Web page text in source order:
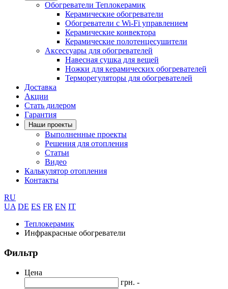
Обогреватели Теплокерамик
Керамические обогреватели
Обогреватели с Wi-Fi управлением
Керамические конвектора
Керамические полотенцесушители
Аксессуары для обогревателей
Навесная сушка для вещей
Ножки для керамических обогревателей
Терморегуляторы для обогревателей
Доставка
Акции
Стать дилером
Гарантия
Наши проекты
Выполненные проекты
Решения для отопления
Статьи
Видео
Калькулятор отопления
Контакты
RU
UA DE ES FR EN IT
Теплокерамик
Инфракрасные обогреватели
Фильтр
Цена
грн. -